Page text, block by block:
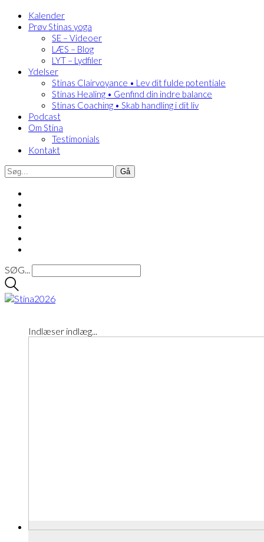
Kalender
Prøv Stinas yoga
SE – Videoer
LÆS – Blog
LYT – Lydfiler
Ydelser
Stinas Clairvoyance • Lev dit fulde potentiale
Stinas Healing • Genfind din indre balance
Stinas Coaching • Skab handling i dit liv
Podcast
Om Stina
Testimonials
Kontakt
SØG...
Indlæser indlæg...